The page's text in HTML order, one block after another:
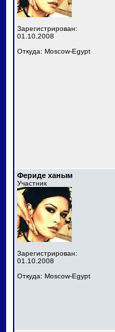
Зарегистрирован:
01.10.2008
Откуда: Moscow-Egypt
Фериде ханым
Участник
Зарегистрирован:
01.10.2008
Откуда: Moscow-Egypt